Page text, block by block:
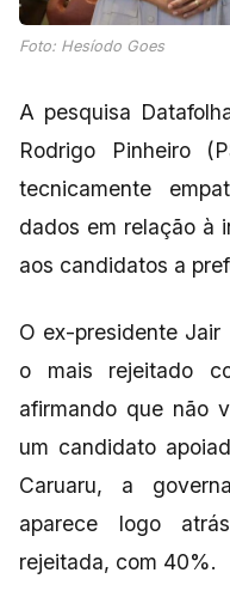
Foto: Hesíodo Goes
A pesquisa
Rodrigo Pinheiro
tecnicamente
dados em relação à
aos candidatos a
O ex-presidente Jair
o mais rejeitado
afirmando que não
um candidato
Caruaru, a
aparece logo
rejeitada, com 40%.